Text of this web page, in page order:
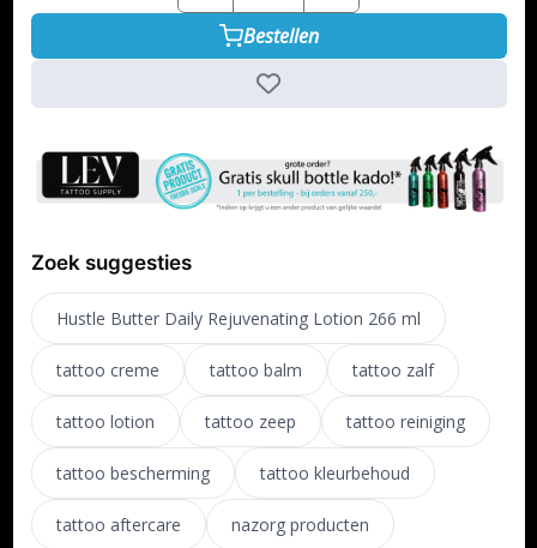
Bestellen
Zoek suggesties
Hustle Butter Daily Rejuvenating Lotion 266 ml
tattoo creme tattoo balm tattoo zalf
tattoo lotion tattoo zeep tattoo reiniging
tattoo bescherming tattoo kleurbehoud
tattoo aftercare nazorg producten